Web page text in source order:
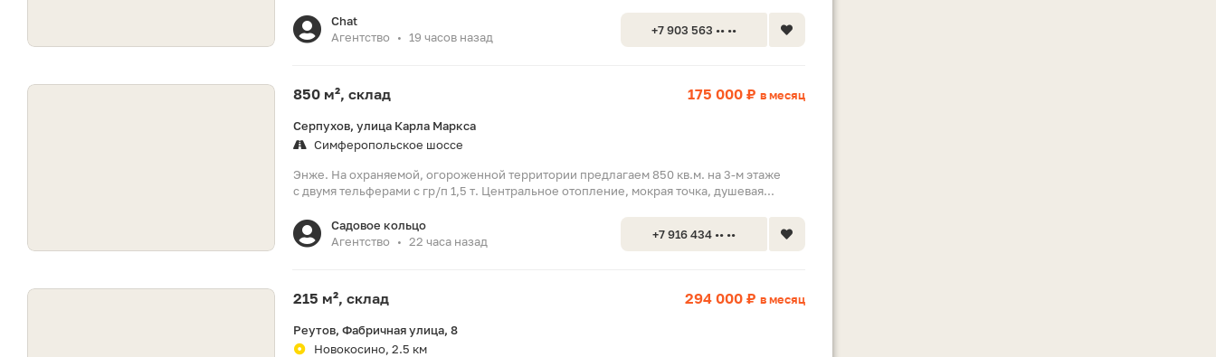
Chat
Агентство
• 19 часов назад +7 903 563 •• ••
850 м², склад 175 000 ₽ в месяц
Серпухов, улица Карла Маркса
Симферопольское шоссе
Энже. На охраняемой, огороженной территории предлагаем 850 кв.м. на 3-м этаже
с двумя тельферами с гр/п 1,5 т. Центральное отопление, мокрая точка, душевая...
Садовое кольцо
Агентство
• 22 часа назад +7 916 434 •• ••
215 м², склад 294 000 ₽ в месяц
Реутов, Фабричная улица, 8
Новокосино, 2.5 км